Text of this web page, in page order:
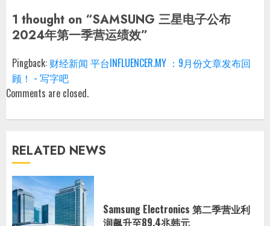
1 thought on “SAMSUNG 三星电子公布
2024年第一季营运绩效”
Pingback: 财经新闻 平台INFLUENCER.MY ：9月份文章发布回
顾！ - 写字吧
Comments are closed.
RELATED NEWS
Samsung Electronics 第二季营业利
润飙升至89.4兆韩元